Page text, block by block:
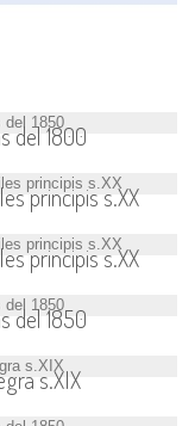
del 1800
principis s.XX
principis s.XX
del 1850
s.XIX